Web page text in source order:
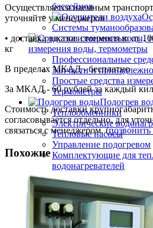
бассейнов
Системы
измерения воды, термометры
Профессиональные
Запчасти и
Простые средства
Термометры
Подогрев
Теплообменники
Электрические
Тепловые насосы
Управление подогревом
Комплектующие для
водонагревателей
Плёнка ПВХ
Крепёж, герметик для
Геотекстиль
Отделка борта, террас
Осуществляется наемным
уточняйте у менеджеров
• доставка заказов стоимостью от
кг
В пределах МКАД - бесплатно
За МКАД - 60 рублей за каждый
Стоимость доставки
согласовывается отдельно, для
связаться с менеджером. (
Похожие